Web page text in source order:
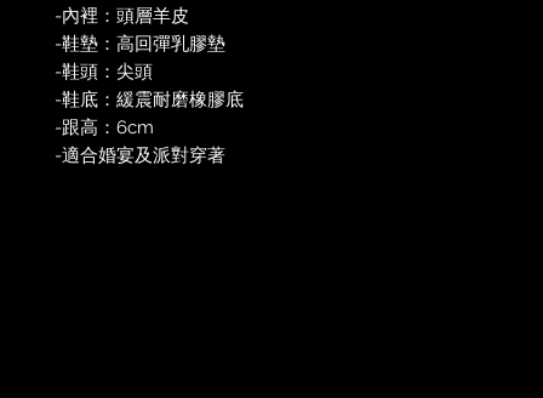
-內裡：頭層羊皮
-鞋墊：高回彈乳膠墊
-鞋頭：尖頭
-鞋底：緩震耐磨橡膠底
-跟高：6cm
-適合婚宴及派對穿著